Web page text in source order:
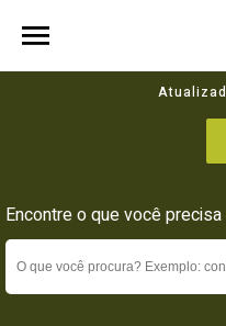
Encontre o que você precisa